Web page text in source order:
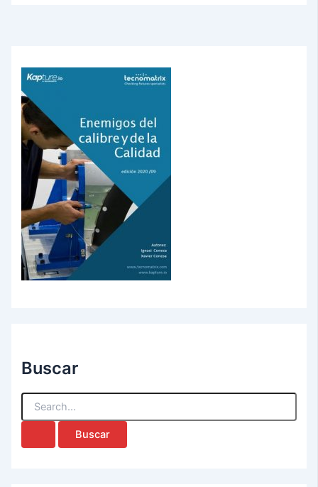
Buscar
B
s